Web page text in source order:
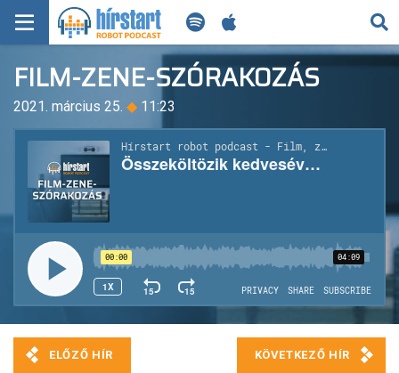
KERESÉS
KEZDŐLAP
FRISS HÍREK
TECH HÍREK
FILM-ZENE-SZÓRAKOZÁS
PLAYLIST
MI AZ A ROBOT PODCAST?
FILM-ZENE-SZÓRAKOZÁS
2021. március 25. ◆ 11:23